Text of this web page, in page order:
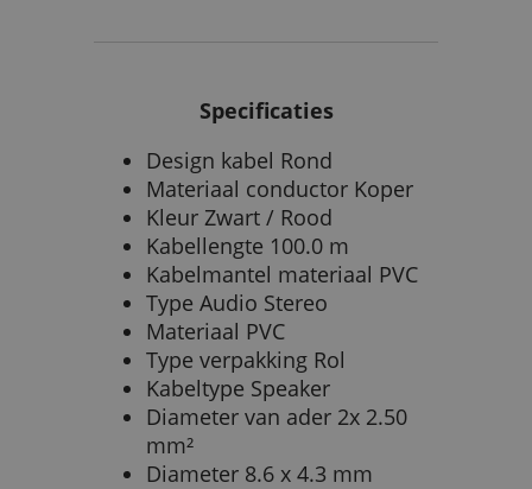
Specificaties
Design kabel Rond
Materiaal conductor Koper
Kleur Zwart / Rood
Kabellengte 100.0 m
Kabelmantel materiaal PVC
Type Audio Stereo
Materiaal PVC
Type verpakking Rol
Kabeltype Speaker
Diameter van ader 2x 2.50
mm²
Diameter 8.6 x 4.3 mm